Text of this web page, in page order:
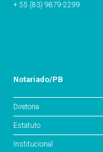
+ 55 (83) 9879-2299
Notariado/PB
Diretoria
Estatuto
Institucional